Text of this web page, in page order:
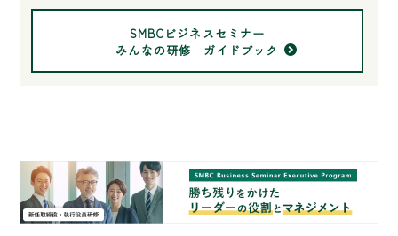
SMBCビジネスセミナー
みんなの研修 ガイドブック